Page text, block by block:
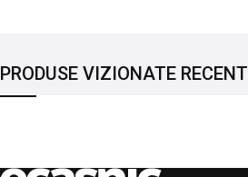
PRODUSE VIZIONATE RECENT